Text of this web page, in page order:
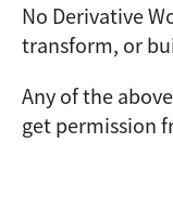
No Derivative
transform, or
Any of the
get permission